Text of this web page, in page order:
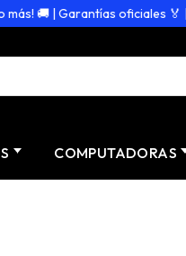
| Garantías oficiales 🏅 |
COMPUTADORAS